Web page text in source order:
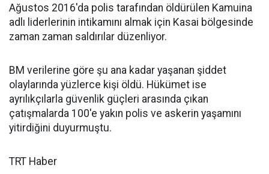
Ağustos 2016'da polis tarafından öldürülen Kamuina
adlı liderlerinin intikamını almak için Kasai bölgesinde
zaman zaman saldırılar düzenliyor.
BM verilerine göre şu ana kadar yaşanan şiddet
olaylarında yüzlerce kişi öldü. Hükümet ise
ayrılıkçılarla güvenlik güçleri arasında çıkan
çatışmalarda 100'e yakın polis ve askerin yaşamını
yitirdiğini duyurmuştu.
TRT Haber